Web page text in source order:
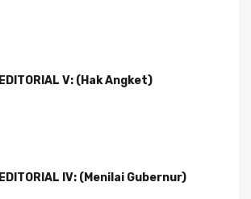
EDITORIAL V: (Hak Angket)
EDITORIAL IV: (Menilai Gubernur)